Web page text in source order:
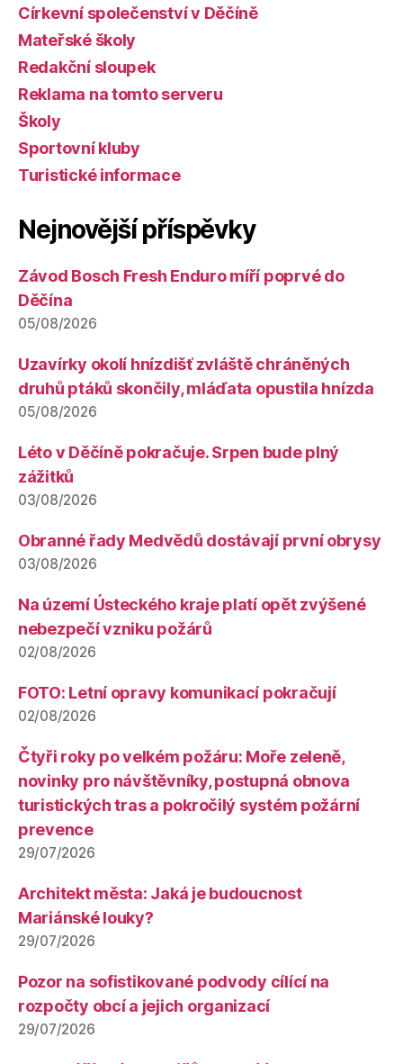
Církevní společenství v Děčíně
Mateřské školy
Redakční sloupek
Reklama na tomto serveru
Školy
Sportovní kluby
Turistické informace
Nejnovější příspěvky
Závod Bosch Fresh Enduro míří poprvé do
Děčína
05/08/2026
Uzavírky okolí hnízdišť zvláště chráněných
druhů ptáků skončily, mláďata opustila hnízda
05/08/2026
Léto v Děčíně pokračuje. Srpen bude plný
zážitků
03/08/2026
Obranné řady Medvědů dostávají první obrysy
03/08/2026
Na území Ústeckého kraje platí opět zvýšené
nebezpečí vzniku požárů
02/08/2026
FOTO: Letní opravy komunikací pokračují
02/08/2026
Čtyři roky po velkém požáru: Moře zeleně,
novinky pro návštěvníky, postupná obnova
turistických tras a pokročilý systém požární
prevence
29/07/2026
Architekt města: Jaká je budoucnost
Mariánské louky?
29/07/2026
Pozor na sofistikované podvody cílící na
rozpočty obcí a jejich organizací
29/07/2026